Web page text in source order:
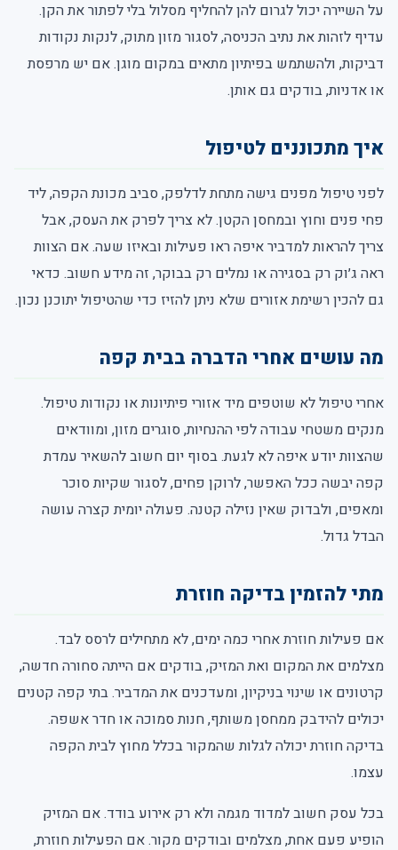
על השיירה יכול לגרום להן להחליף מסלול בלי לפתור את הקן.
עדיף לזהות את נתיב הכניסה, לסגור מזון מתוק, לנקות נקודות
דביקות, ולהשתמש בפיתיון מתאים במקום מוגן. אם יש מרפסת
או אדניות, בודקים גם אותן.
איך מתכוננים לטיפול
לפני טיפול מפנים גישה מתחת לדלפק, סביב מכונת הקפה, ליד
פחי פנים וחוץ ובמחסן הקטן. לא צריך לפרק את העסק, אבל
צריך להראות למדביר איפה ראו פעילות ובאיזו שעה. אם הצוות
ראה ג׳וק רק בסגירה או נמלים רק בבוקר, זה מידע חשוב. כדאי
גם להכין רשימת אזורים שלא ניתן להזיז כדי שהטיפול יתוכנן נכון.
מה עושים אחרי הדברה בבית קפה
אחרי טיפול לא שוטפים מיד אזורי פיתיונות או נקודות טיפול.
מנקים משטחי עבודה לפי ההנחיות, סוגרים מזון, ומוודאים
שהצוות יודע איפה לא לגעת. בסוף יום חשוב להשאיר עמדת
קפה יבשה ככל האפשר, לרוקן פחים, לסגור שקיות סוכר
ומאפים, ולבדוק שאין נזילה קטנה. פעולה יומית קצרה עושה
הבדל גדול.
מתי להזמין בדיקה חוזרת
אם פעילות חוזרת אחרי כמה ימים, לא מתחילים לרסס לבד.
מצלמים את המקום ואת המזיק, בודקים אם הייתה סחורה חדשה,
קרטונים או שינוי בניקיון, ומעדכנים את המדביר. בתי קפה קטנים
יכולים להידבק ממחסן משותף, חנות סמוכה או חדר אשפה.
בדיקה חוזרת יכולה לגלות שהמקור בכלל מחוץ לבית הקפה
עצמו.
בכל עסק חשוב למדוד מגמה ולא רק אירוע בודד. אם המזיק
הופיע פעם אחת, מצלמים ובודקים מקור. אם הפעילות חוזרת,